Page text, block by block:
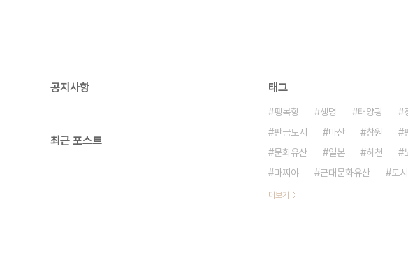
공지사항
최근 포스트
태그
팽목항 생명 태양광
판금도서
마산 창원
문화유산
일본 하천
마찌야
근대문화유산 도
더보기